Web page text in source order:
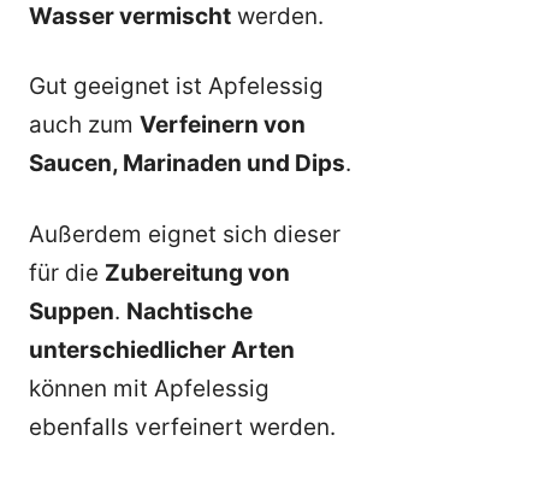
Wasser vermischt werden.
Gut geeignet ist Apfelessig
auch zum Verfeinern von
Saucen, Marinaden und Dips.
Außerdem eignet sich dieser
für die Zubereitung von
Suppen. Nachtische
unterschiedlicher Arten
können mit Apfelessig
ebenfalls verfeinert werden.